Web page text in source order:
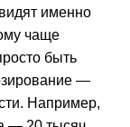
именно
чаще
быть
—
Например,